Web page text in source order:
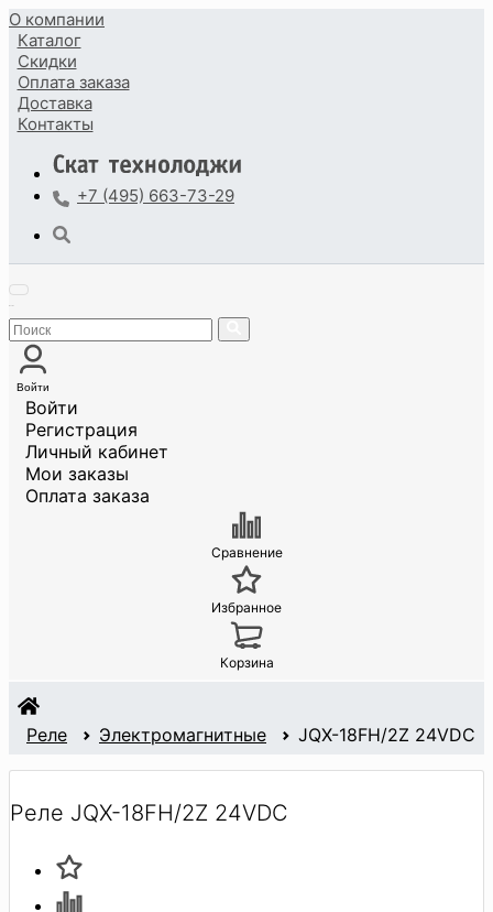
О компании
Каталог
Скидки
Оплата заказа
Доставка
Контакты
+7 (495) 663-73-29
Войти
Войти
Регистрация
Личный кабинет
Мои заказы
Оплата заказа
Сравнение
Избранное
Корзина
Реле Электромагнитные JQX-18FH/2Z 24VDC
Реле JQX-18FH/2Z 24VDC